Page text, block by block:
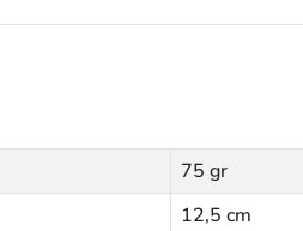
75 gr
12,5 cm